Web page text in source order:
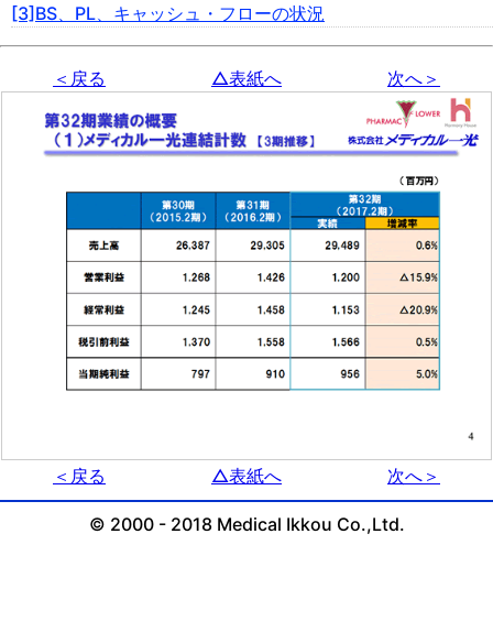
[3]BS、PL、キャッシュ・フローの状況
＜戻る △表紙へ 次へ＞
＜戻る △表紙へ 次へ＞
© 2000 - 2018 Medical Ikkou Co.,Ltd.